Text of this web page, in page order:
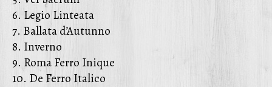
6. Legio Linteata
7. Ballata d’Autunno
8. Inverno
9. Roma Ferro Inique
10. De Ferro Italico